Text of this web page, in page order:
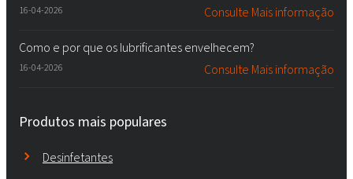
16-04-2026 Consulte Mais informação
Como e por que os lubrificantes envelhecem?
16-04-2026 Consulte Mais informação
Produtos mais populares
Desinfetantes